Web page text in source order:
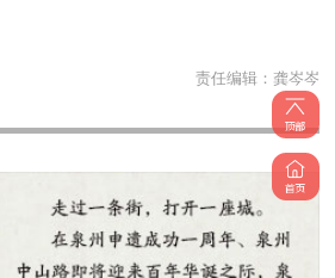
责任编辑： 龚岑岑